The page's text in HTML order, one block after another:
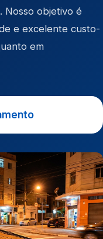
. Nosso objetivo é
e excelente custo-
em